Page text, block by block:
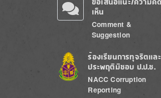
เห็น
Comment &
Suggestion
Image
ร้องเรียนการทุจริตและ
ประพฤติมิชอบ ป.ป.ช.
NACC Corruption
Reporting